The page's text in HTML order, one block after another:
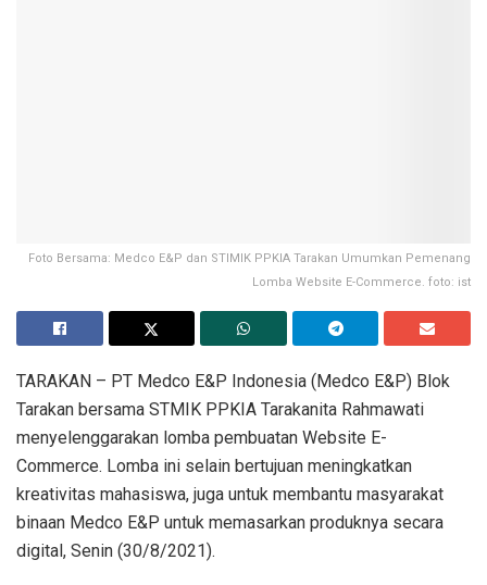
Foto Bersama: Medco E&P dan STIMIK PPKIA Tarakan Umumkan Pemenang
Lomba Website E-Commerce. foto: ist
TARAKAN – PT Medco E&P Indonesia (Medco E&P) Blok
Tarakan bersama STMIK PPKIA Tarakanita Rahmawati
menyelenggarakan lomba pembuatan Website E-
Commerce. Lomba ini selain bertujuan meningkatkan
kreativitas mahasiswa, juga untuk membantu masyarakat
binaan Medco E&P untuk memasarkan produknya secara
digital, Senin (30/8/2021).